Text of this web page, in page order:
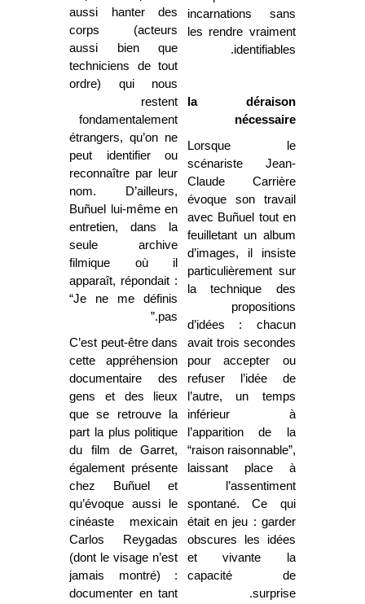
incarnations sans
les rendre vraiment
identifiables.
la déraison
nécessaire
Lorsque le
scénariste Jean-
Claude Carrière
évoque son travail
avec Buñuel tout en
feuilletant un album
d’images, il insiste
particulièrement sur
la technique des
propositions
d’idées : chacun
avait trois secondes
pour accepter ou
refuser l’idée de
l’autre, un temps
inférieur à
l’apparition de la
“raison raisonnable”,
laissant place à
l’assentiment
spontané. Ce qui
était en jeu : garder
obscures les idées
et vivante la
capacité de
surprise.
aussi hanter des
corps (acteurs
aussi bien que
techniciens de tout
ordre) qui nous
restent
fondamentalement
étrangers, qu’on ne
peut identifier ou
reconnaître par leur
nom. D’ailleurs,
Buñuel lui-même en
entretien, dans la
seule archive
filmique où il
apparaît, répondait :
“Je ne me définis
pas.”
C’est peut-être dans
cette appréhension
documentaire des
gens et des lieux
que se retrouve la
part la plus politique
du film de Garret,
également présente
chez Buñuel et
qu’évoque aussi le
cinéaste mexicain
Carlos Reygadas
(dont le visage n’est
jamais montré) :
documenter en tant